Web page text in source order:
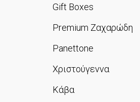
Gift Boxes
Premium Ζαχαρώδη
Panettone
Χριστούγεννα
Κάβα